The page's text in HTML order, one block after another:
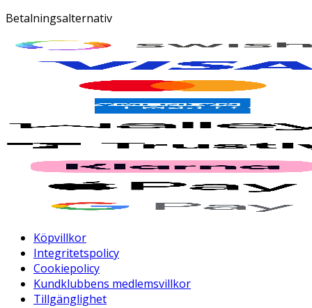
Betalningsalternativ
Köpvillkor
Integritetspolicy
Cookiepolicy
Kundklubbens medlemsvillkor
Tillgänglighet